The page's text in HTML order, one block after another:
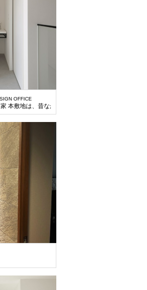
ないことで、天井の広がりを感じられる。
が映しだされ、左側の窓に虚像が写しだされてい
OFFICE
本敷地は、昔ながらの分譲地にある一画の既存住
は、コンパクトでも伸びやかに自分たちの好き
している130㎡(39坪)の土地です。この地域では